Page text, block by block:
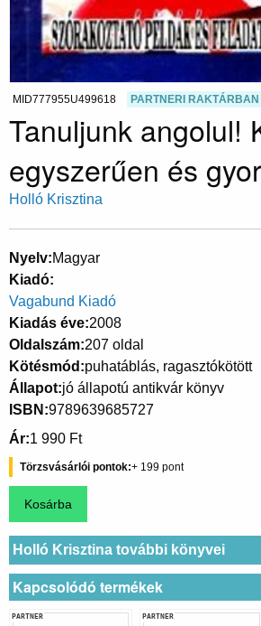
MID777955U499618 PARTNERI RAKTÁRBAN
Tanuljunk angolul!
egyszerűen és
Holló Krisztina
Nyelv Magyar
Kiadó
Vagabund Kiadó
Kiadás éve 2008
Oldalszám 207 oldal
Kötésmód puhatáblás, ragasztókötött
Állapot jó állapotú antikvár könyv
ISBN 9789639685727
Ár 1 990 Ft
Törzsvásárlói pontok 199
Holló Krisztina további könyvei
Kapcsolódó termékek
PARTNER PARTNER